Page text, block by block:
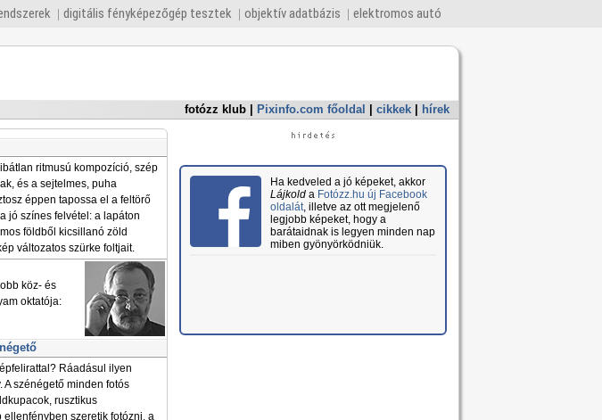
digitális fényképezőgép tesztek objektív adatbázis elektromos autó
fotózz klub Pixinfo.com főoldal cikkek hírek
ritmusú kompozíció, szép
és a sejtelmes, puha
éppen tapossa el a feltörő
jó színes felvétel: a lapáton
földből kicsillanó zöld
változatos szürke foltjait.
köz- és
oktatója:
Ráadásul ilyen
szénégető minden fotós
rusztikus
szeretik fotózni, a
Ha kedveled a jó képeket, akkor
Lájkolda Fotózz.hu új Facebook
oldalát, illetve az ott megjelenő
legjobb képeket, hogy a
barátaidnak is legyen minden nap
miben gyönyörködniük.